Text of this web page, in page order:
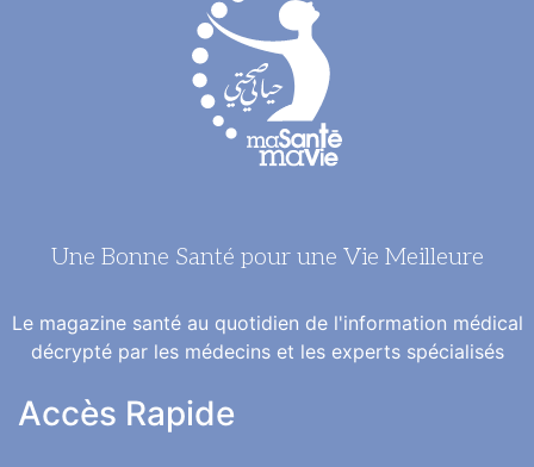
Une Bonne Santé pour une Vie Meilleure
Le magazine santé au quotidien de l'information médical
décrypté par les médecins et les experts spécialisés
Accès Rapide